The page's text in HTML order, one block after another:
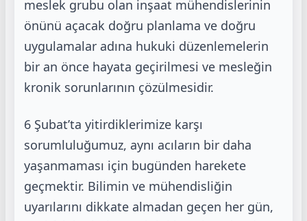
meslek grubu olan inşaat mühendislerinin
önünü açacak doğru planlama ve doğru
uygulamalar adına hukuki düzenlemelerin
bir an önce hayata geçirilmesi ve mesleğin
kronik sorunlarının çözülmesidir.
6 Şubat’ta yitirdiklerimize karşı
sorumluluğumuz, aynı acıların bir daha
yaşanmaması için bugünden harekete
geçmektir. Bilimin ve mühendisliğin
uyarılarını dikkate almadan geçen her gün,